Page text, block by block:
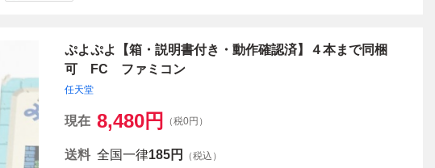
ぷよぷよ【箱・説明書付き・動作確認済】４本まで同梱
可 FC ファミコン
任天堂
現在 8,480円 （税0円）
送料 全国一律185円
（税込）